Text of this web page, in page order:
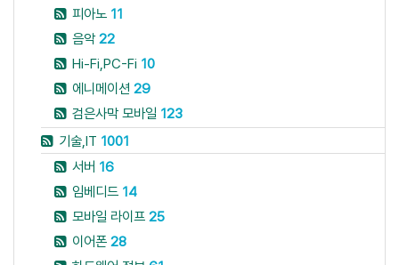
피아노 11
음악22
Hi-Fi,PC-Fi 10
에니메이션 29
검은사막 모바일 123
기술,IT 1001
서버 16
임베디드 14
모바일 라이프 25
이어폰 28